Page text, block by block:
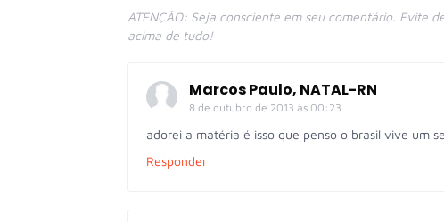
ATENÇÃO: Seja consciente em seu comentário. Evite
acima de tudo!
Marcos Paulo, NATAL-RN
8 de outubro de 2013 às 00:23
adorei a matéria é isso que penso o brasil vive um
Responder